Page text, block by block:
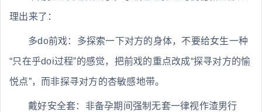
理出来了：
多do前戏：多探索一下对方的身体，不要给女生一种
“只在乎doi过程”的感觉，把前戏的重点改成“探寻对方的愉
悦点”，而非探寻对方的杏敏感地带。
戴好安全套：非备孕期间强制无套一律视作渣男行